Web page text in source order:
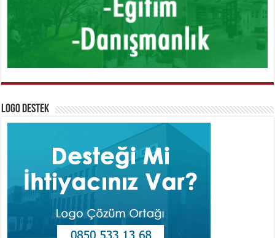
Logo Destek